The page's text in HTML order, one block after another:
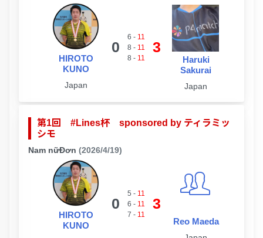
HIROTO
KUNO
Japan
0
6 - 11
8 - 11
8 - 11
3
Haruki
Sakurai
Japan
第1回 #Lines杯 sponsored by ティラミッ
シモ
Nam nữĐơn (2026/4/19)
HIROTO
KUNO
0
5 - 11
6 - 11
7 - 11
3
Reo Maeda